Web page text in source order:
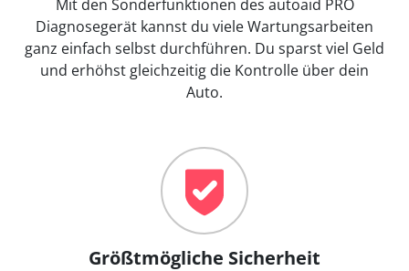
Mit den Sonderfunktionen des autoaid PRO
Diagnosegerät kannst du viele Wartungsarbeiten
ganz einfach selbst durchführen. Du sparst viel Geld
und erhöhst gleichzeitig die Kontrolle über dein
Auto.
Größtmögliche Sicherheit